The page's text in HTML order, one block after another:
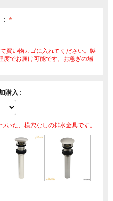
:
買い物カゴに入れてください。製
度でお届け可能です。お急ぎの場
購入 :
いた、横穴なしの排水金具です。